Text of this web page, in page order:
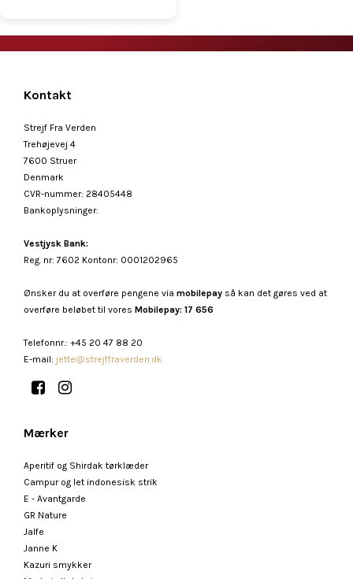
Kontakt
Strejf Fra Verden
Trehøjevej 4
7600 Struer
Denmark
CVR-nummer: 28405448
Bankoplysninger:
Vestjysk Bank:
Reg. nr: 7602 Kontonr: 0001202965
Ønsker du at overføre pengene via mobilepay så kan det gøres ved at
overføre beløbet til vores Mobilepay: 17 656
Telefonnr.: +45 20 47 88 20
E-mail: jette@strejffraverden.dk
Mærker
Aperitif og Shirdak tørklæder
Campur og let indonesisk strik
E - Avantgarde
GR Nature
Jalfe
Janne K
Kazuri smykker